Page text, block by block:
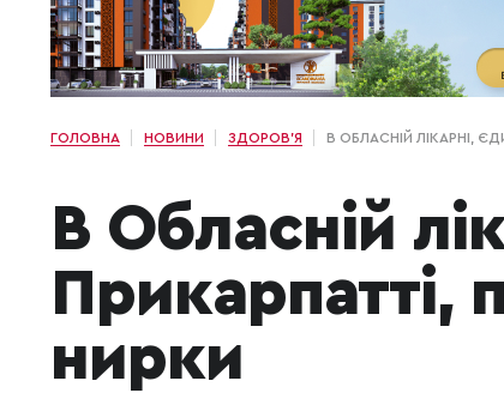
ГОЛОВНА НОВИНИ ЗДОРОВ'Я В ОБЛАСНІЙ ЛІКАРНІ,
В Обласній
Прикарпатті,
нирки